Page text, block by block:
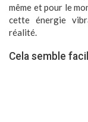
même et pour le
cette énergie
réalité.
Cela semble